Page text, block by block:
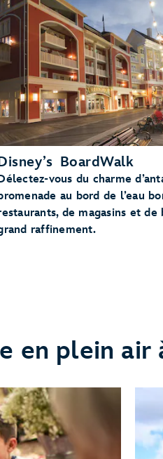
BoardWalk
vous du charme
au bord de l’eau
de magasins et de
raffinement.
en plein